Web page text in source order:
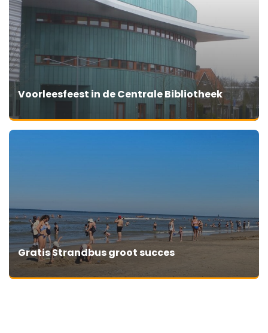
Voorleesfeest in de Centrale Bibliotheek
Gratis Strandbus groot succes